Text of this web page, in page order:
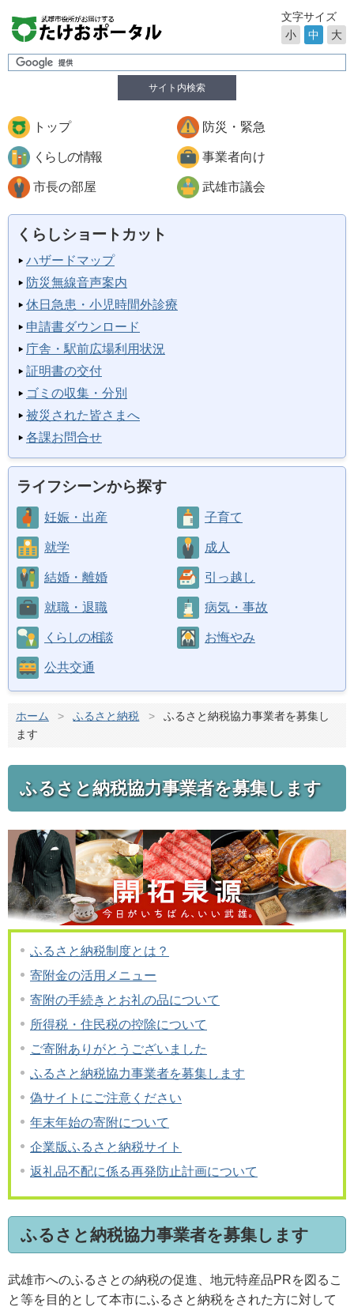
サイト内検索
文字サイズ
小
中 大
トップ 防災・緊急
くらしの情報 事業者向け
市長の部屋 武雄市議会
くらしショートカット
ハザードマップ
防災無線音声案内
休日急患・小児時間外診療
申請書ダウンロード
庁舎・駅前広場利用状況
証明書の交付
ゴミの収集・分別
被災された皆さまへ
各課お問合せ
ライフシーンから探す
妊娠・出産 子育て
就学 成人
結婚・離婚 引っ越し
就職・退職 病気・事故
くらしの相談 お悔やみ
公共交通
ホーム > ふるさと納税 >
ふるさと納税協力事業者を募集し
ます
ふるさと納税協力事業者を募集します
ふるさと納税制度とは？
寄附金の活用メニュー
寄附の手続きとお礼の品について
所得税・住民税の控除について
ご寄附ありがとうございました
ふるさと納税協力事業者を募集します
偽サイトにご注意ください
年末年始の寄附について
企業版ふるさと納税サイト
返礼品不配に係る再発防止計画について
ふるさと納税協力事業者を募集します
武雄市へのふるさとの納税の促進、地元特産品PRを図るこ
と等を目的として本市にふるさと納税をされた方に対して